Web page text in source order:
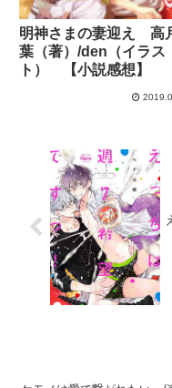
明神さまの妻迎え 高
葉（著）/den（イラス
ト） 【小説感想】